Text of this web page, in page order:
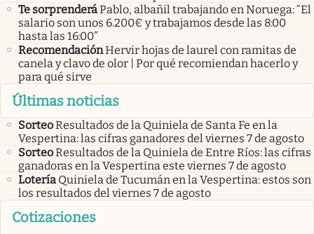
Te sorprenderáPablo, albañil trabajando en Noruega: “El
salario son unos 6.200€ y trabajamos desde las 8:00
hasta las 16:00”
RecomendaciónHervir hojas de laurel con ramitas de
canela y clavo de olor | Por qué recomiendan hacerlo y
para qué sirve
Últimas noticias
SorteoResultados de la Quiniela de Santa Fe en la
Vespertina: las cifras ganadores del viernes 7 de agosto
SorteoResultados de la Quiniela de Entre Ríos: las cifras
ganadoras en la Vespertina este viernes 7 de agosto
Lotería Quiniela de Tucumán en la Vespertina: estos son
los resultados del viernes 7 de agosto
Cotizaciones